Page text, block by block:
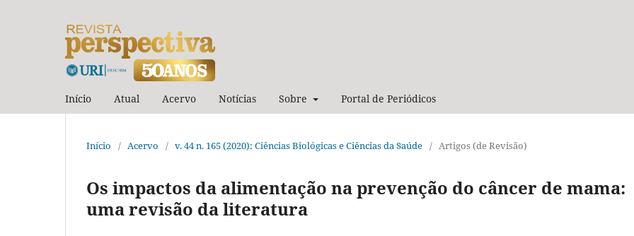
Início Atual Acervo Notícias Sobre Portal de Periódicos
Início / Acervo / v. 44 n. 165 (2020): Ciências Biológicas e Ciências da Saúde / Artigos (de Revisão)
Os impactos da alimentação na prevenção do câncer de mama:
uma revisão da literatura